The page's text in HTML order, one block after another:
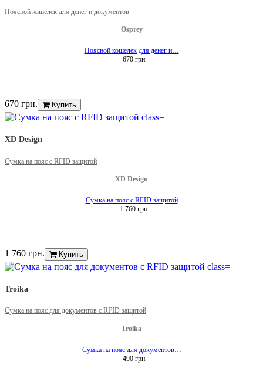
Поясной кошелек для денег и документов
Osprey
Поясной кошелек для денег и…
670 грн.
670 грн. Купить
XD Design
Сумка на пояс с RFID защитой
XD Design
Сумка на пояс с RFID защитой
1 760 грн.
1 760 грн. Купить
Troika
Сумка на пояс для документов с RFID защитой
Troika
Сумка на пояс для документов…
490 грн.